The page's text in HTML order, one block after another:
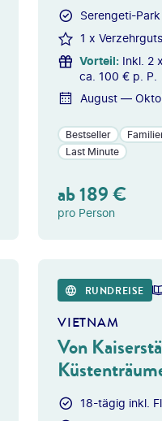
Serengeti-
1 x
Vorteil: Inkl. 2
ca. 100 € p. P.
August —
Bestseller
Last Minute
ab189€
pro Person
RUNDREISE
VIETNAM
Von
18-tägig inkl.